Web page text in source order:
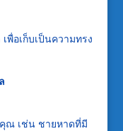
พื่อเก็บเป็นความทรง
ณ เช่น ชายหาดที่มี